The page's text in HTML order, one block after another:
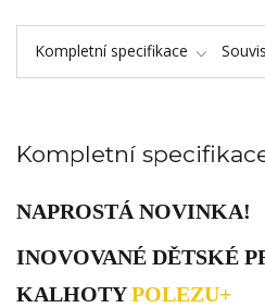
Kompletní specifikace
Kompletní
NAPROSTÁ NOVINKA!
INOVOVANÉ DĚTSKÉ
KALHOTYPOLEZU+